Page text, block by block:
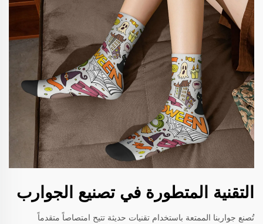
التقنية المتطورة في تصنيع الجوارب
تُصنع جواربنا الممتعة باستخدام تقنيات حديثة تتيح امتصاصاً متقدماً